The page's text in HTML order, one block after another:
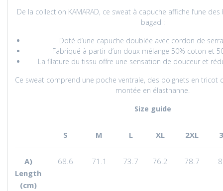
De la collection KAMARAD, ce sweat à capuche affiche l’une
bagad :
Doté d’une capuche doublée avec cordon de
Fabriqué à partir d’un doux mélange 50% coton et
La filature du tissu offre une sensation de douceur et
Ce sweat comprend une poche ventrale, des poignets en tricot
montée en élasthanne.
Size guide
S M L XL 2XL
A)
Length
(cm)
68.6 71.1 73.7 76.2 78.7